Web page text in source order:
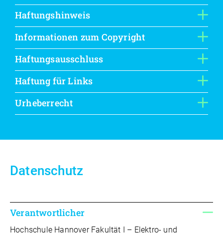
Haftungshinweis
Informationen zum Copyright
Haftungsausschluss
Haftung für Links
Urheberrecht
Datenschutz
Verantwortlicher
Hochschule Hannover Fakultät I – Elektro- und